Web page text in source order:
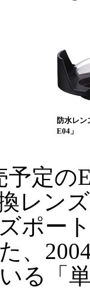
防水レン
E04」
定の
レン
ポー
、
る「